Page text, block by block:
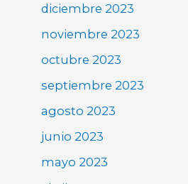
diciembre 2023
noviembre 2023
octubre 2023
septiembre 2023
agosto 2023
junio 2023
mayo 2023